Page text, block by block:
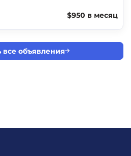
$950 в месяц
все объявления